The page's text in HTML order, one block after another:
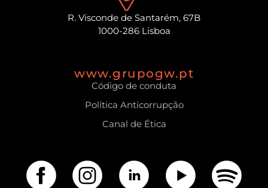
R. Visconde de Santarém, 67B
1000-286 Lisboa
www.grupogw.pt
Código de conduta
Política Anticorrupção
Canal de Ética